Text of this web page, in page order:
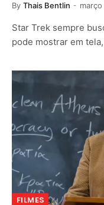
By Thais Bentlin
Star Trek sempre
pode mostrar em
FILMES